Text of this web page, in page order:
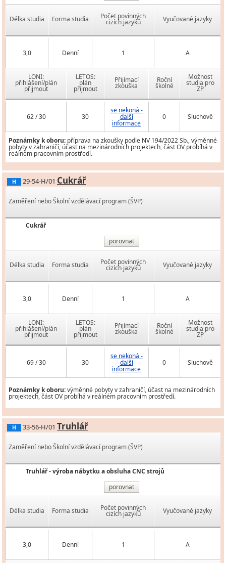
Délka studia Forma studia Počet povinných
cizích jazyků Vyučované jazyky
3,0 Denní 1 A
LONI:
přihlášení/plán
přijmout
LETOS:
plán
přijmout
Přijímací
zkouška
Roční
školné
Možnost
studia pro
ZP
62 / 30 30
se nekoná -
další
informace
0 Sluchově
Poznámky k oboru: příprava na zkoušky podle NV 194/2022 Sb., výměnné
pobyty v zahraničí, účast na mezinárodních projektech, část OV probíhá v
reálném pracovním prostředí.
H 29-54-H/01 Cukrář
Zaměření nebo Školní vzdělávací program (ŠVP)
Cukrář
porovnat
Délka studia Forma studia Počet povinných
cizích jazyků Vyučované jazyky
3,0 Denní 1 A
LONI:
přihlášení/plán
přijmout
LETOS:
plán
přijmout
Přijímací
zkouška
Roční
školné
Možnost
studia pro
ZP
69 / 30 30
se nekoná -
další
informace
0 Sluchově
Poznámky k oboru:výměnné pobyty v zahraničí, účast na mezinárodních
projektech, část OV probíhá v reálném pracovním prostředí.
H 33-56-H/01 Truhlář
Zaměření nebo Školní vzdělávací program (ŠVP)
Truhlář - výroba nábytku a obsluha CNC strojů
porovnat
Délka studia Forma studia Počet povinných
cizích jazyků Vyučované jazyky
3,0 Denní 1 A